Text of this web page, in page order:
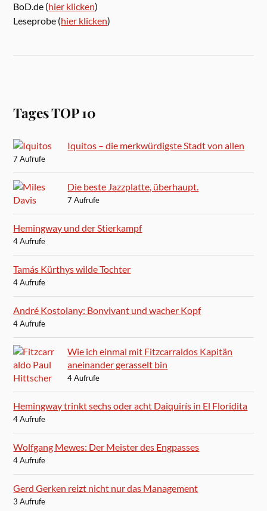
BoD.de (hier klicken)
Leseprobe (hier klicken)
Tages TOP 10
Iquitos – die merkwürdigste Stadt von allen
7 Aufrufe
Die beste Jazzplatte, überhaupt.
7 Aufrufe
Hemingway und der Stierkampf
4 Aufrufe
Tamás Kürthys wilde Tochter
4 Aufrufe
André Kostolany: Bonvivant und wacher Kopf
4 Aufrufe
Wie ich einmal mit Fitzcarraldos Kapitän
aneinander gerasselt bin
4 Aufrufe
Hemingway trinkt sechs oder acht Daiquirís in El Floridita
4 Aufrufe
Wolfgang Mewes: Der Meister des Engpasses
4 Aufrufe
Gerd Gerken reizt nicht nur das Management
3 Aufrufe